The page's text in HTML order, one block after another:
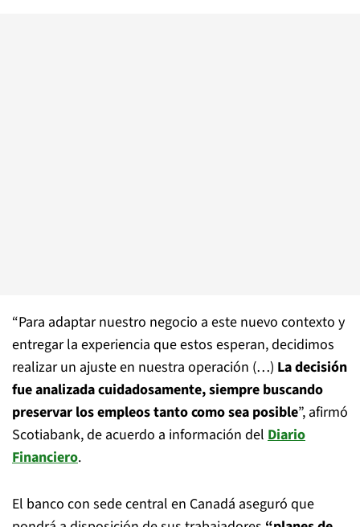
“Para adaptar nuestro negocio a este nuevo contexto y
entregar la experiencia que estos esperan, decidimos
realizar un ajuste en nuestra operación (…) La decisión
fue analizada cuidadosamente, siempre buscando
preservar los empleos tanto como sea posible”, afirmó
Scotiabank, de acuerdo a información del Diario
Financiero.
El banco con sede central en Canadá aseguró que